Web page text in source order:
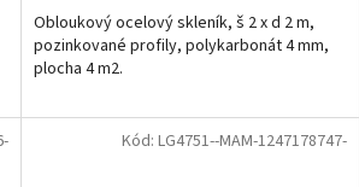
Obloukový ocelový skleník, š 2 x d 2 m,
pozinkované profily, polykarbonát 4 mm,
plocha 4 m2.
Kód: LG4751--MAM-1247178747-